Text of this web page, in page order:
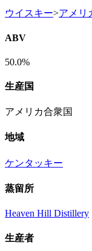
ウイスキー>アメリ
ABV
50.0%
生産国
アメリカ合衆国
地域
ケンタッキー
蒸留所
Heaven Hill Distillery
生産者